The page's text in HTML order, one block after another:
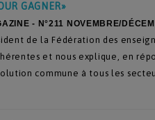
GAGNER»
- N°211 NOVEMBRE/
de la Fédération des
et nous explique, en
commune à tous les